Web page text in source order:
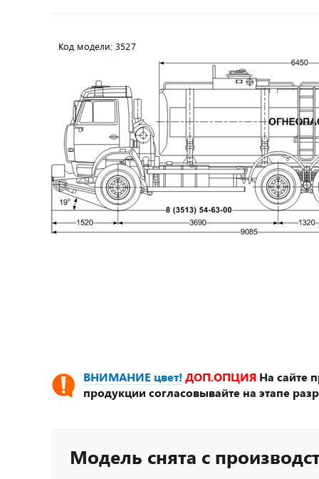
ВНИМАНИЕ цвет! ДОП.ОПЦИЯ На сайте
продукции согласовывайте на этапе
Модель снята с